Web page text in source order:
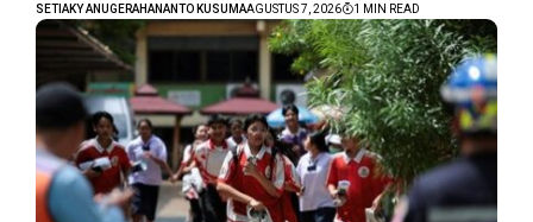
SETIAKY ANUGERAHANANTO KUSUMAAGUSTUS 7, 2026 1 MIN READ